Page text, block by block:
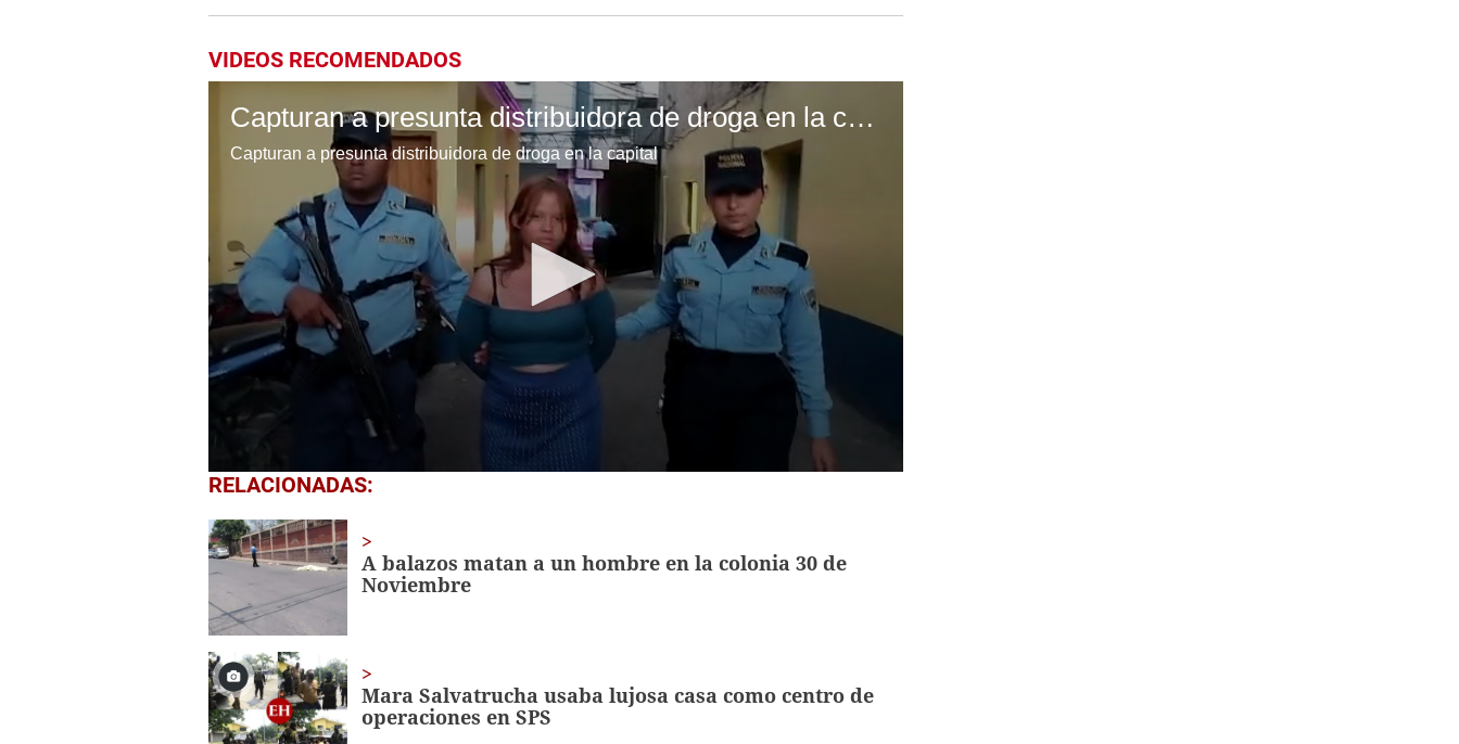
VIDEOS RECOMENDADOS
Capturan a presunta distribuidora de droga en la capital
Capturan a presunta distribuidora de droga en la capital
0
of
secondsVolume
0%
RELACIONADAS:
A balazos matan a un hombre en la colonia 30 de
Noviembre
Mara Salvatrucha usaba lujosa casa como centro de
operaciones en SPS